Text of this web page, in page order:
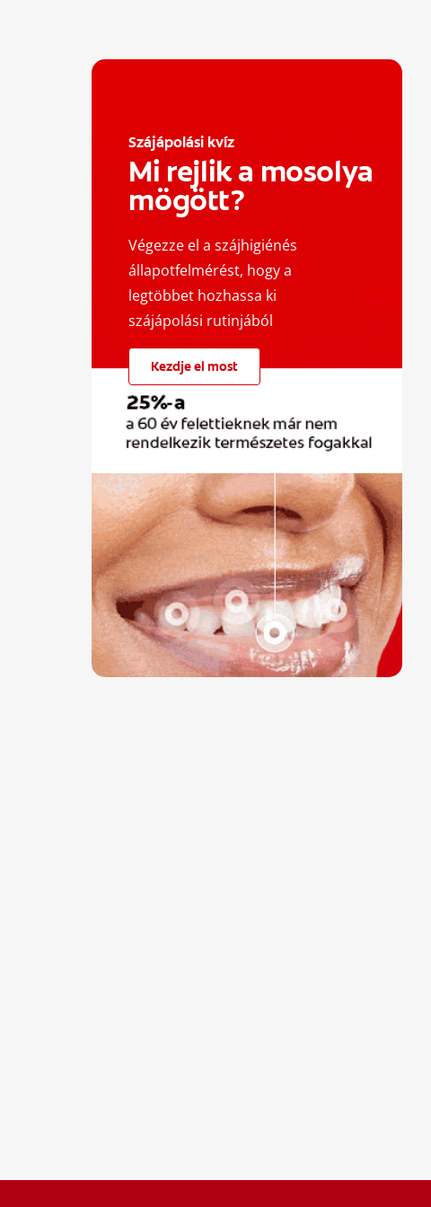
Szájápolási kvíz
Mi rejlik a mosolya
mögött?
Végezze el a szájhigiénés
állapotfelmérést, hogy a
legtöbbet hozhassa ki
szájápolási rutinjából
Kezdje el most